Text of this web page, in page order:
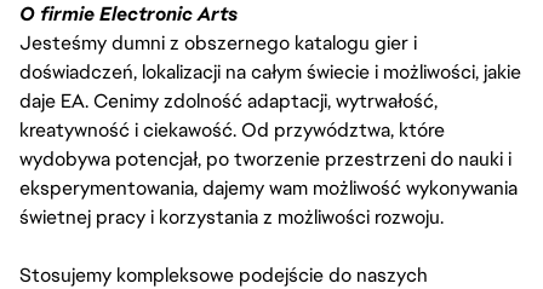
O firmie Electronic Arts
Jesteśmy dumni z obszernego katalogu gier i
doświadczeń, lokalizacji na całym świecie i możliwości, jakie
daje EA. Cenimy zdolność adaptacji, wytrwałość,
kreatywność i ciekawość. Od przywództwa, które
wydobywa potencjał, po tworzenie przestrzeni do nauki i
eksperymentowania, dajemy wam możliwość wykonywania
świetnej pracy i korzystania z możliwości rozwoju.
Stosujemy kompleksowe podejście do naszych